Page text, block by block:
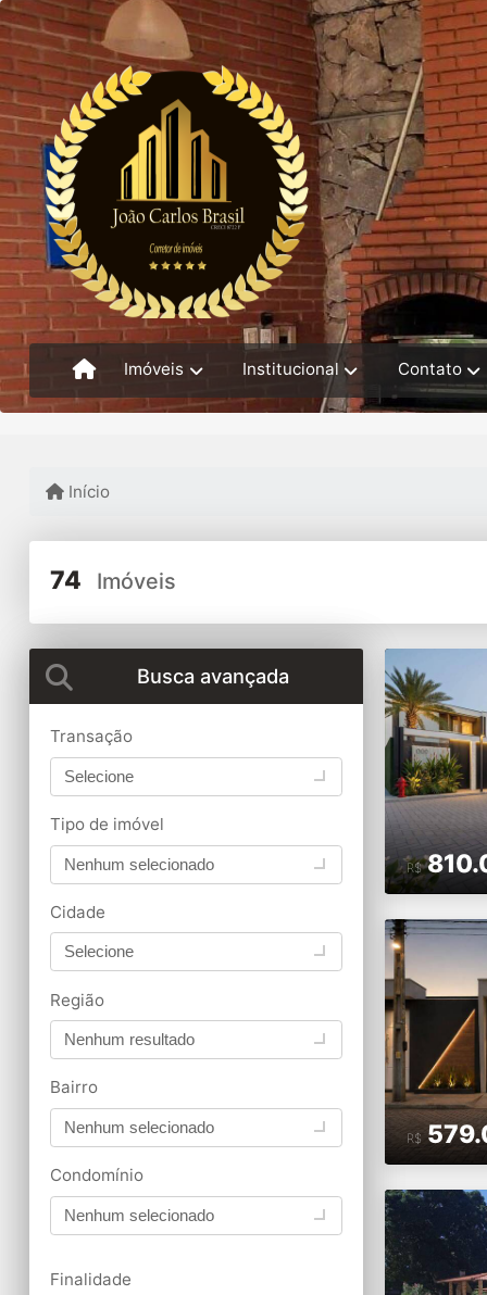
Imóveis Institucional Contato
Início
74 Imóveis
Busca avançada
Transação
Selecione
Tipo de imóvel
Nenhum selecionado
Cidade
Selecione
Região
Nenhum resultado
Bairro
Nenhum selecionado
Condomínio
Nenhum selecionado
Finalidade
R$
R$